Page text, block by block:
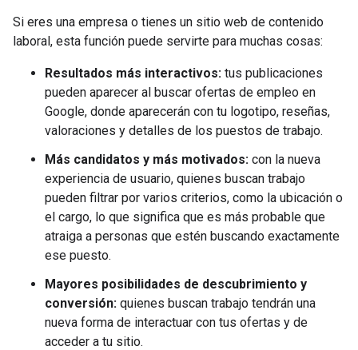
Si eres una empresa o tienes un sitio web de contenido
laboral, esta función puede servirte para muchas cosas:
Resultados más interactivos: tus publicaciones
pueden aparecer al buscar ofertas de empleo en
Google, donde aparecerán con tu logotipo, reseñas,
valoraciones y detalles de los puestos de trabajo.
Más candidatos y más motivados: con la nueva
experiencia de usuario, quienes buscan trabajo
pueden filtrar por varios criterios, como la ubicación o
el cargo, lo que significa que es más probable que
atraiga a personas que estén buscando exactamente
ese puesto.
Mayores posibilidades de descubrimiento y
conversión: quienes buscan trabajo tendrán una
nueva forma de interactuar con tus ofertas y de
acceder a tu sitio.